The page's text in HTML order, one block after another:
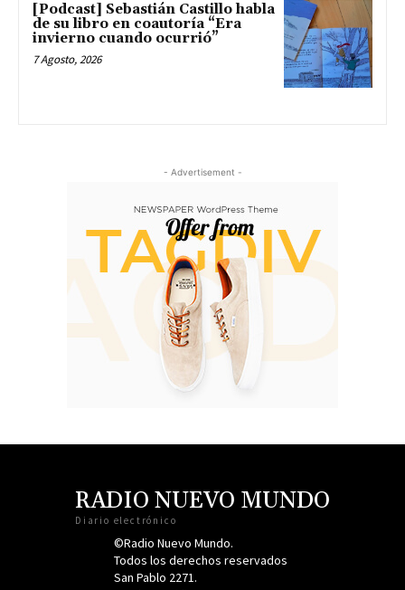
[Podcast] Sebastián Castillo habla
de su libro en coautoría “Era
invierno cuando ocurrió”
7 Agosto, 2026
- Advertisement -
RADIO NUEVO MUNDO
Diario electrónico
©Radio Nuevo Mundo.
Todos los derechos reservados
San Pablo 2271.